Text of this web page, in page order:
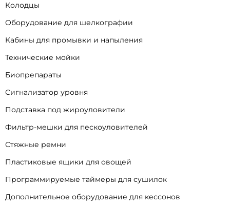
Колодцы
Оборудование для шелкографии
Кабины для промывки и напыления
Технические мойки
Биопрепараты
Сигнализатор уровня
Подставка под жироуловители
Фильтр-мешки для пескоуловителей
Стяжные ремни
Пластиковые ящики для овощей
Программируемые таймеры для сушилок
Дополнительное оборудование для кессонов